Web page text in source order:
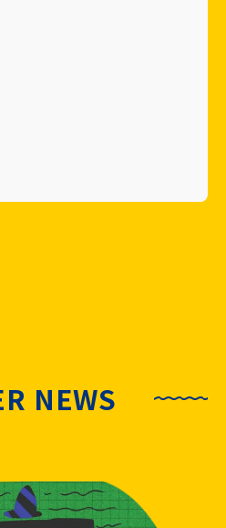
NEWS